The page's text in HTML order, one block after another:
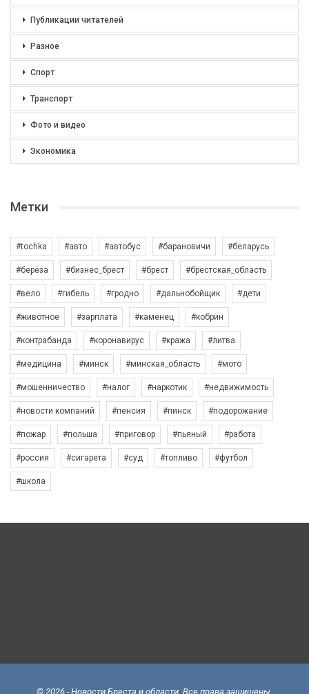
Публикации читателей
Разное
Спорт
Транспорт
Фото и видео
Экономика
Метки
#tochka #авто #автобус #барановичи #беларусь
#берёза #бизнес_брест #брест #брестская_область
#вело #гибель #гродно #дальнобойщик #дети
#животное #зарплата #каменец #кобрин
#контрабанда #коронавирус #кража #литва
#медицина #минск #минская_область #мото
#мошенничество #налог #наркотик #недвижимость
#новости компаний #пенсия #пинск #подорожание
#пожар #польша #приговор #пьяный #работа
#россия #сигарета #суд #топливо #футбол
#школа
© 2026 - Новости Бреста и области. Все права защищены.